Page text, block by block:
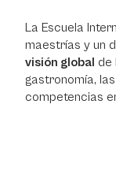
La Escuela
maestrías y un
visión global de
gastronomía,
competencias